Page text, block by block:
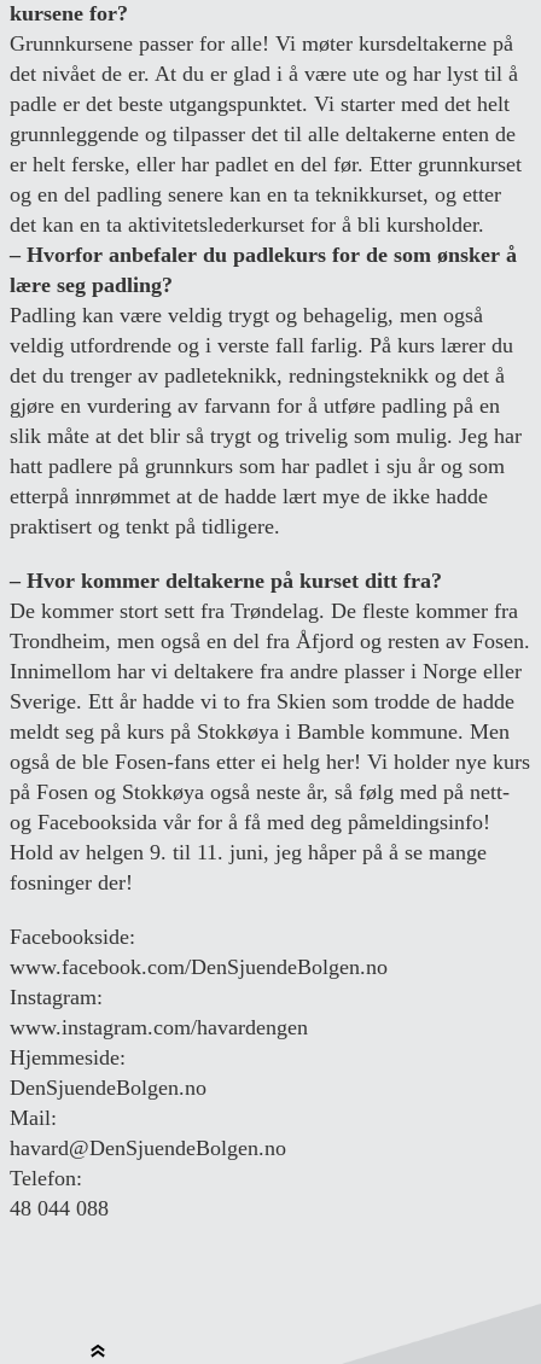
kursene for?
Grunnkursene passer for alle! Vi møter kursdeltakerne på
det nivået de er. At du er glad i å være ute og har lyst til å
padle er det beste utgangspunktet. Vi starter med det helt
grunnleggende og tilpasser det til alle deltakerne enten de
er helt ferske, eller har padlet en del før. Etter grunnkurset
og en del padling senere kan en ta teknikkurset, og etter
det kan en ta aktivitetslederkurset for å bli kursholder.
– Hvorfor anbefaler du padlekurs for de som ønsker å
lære seg padling?
Padling kan være veldig trygt og behagelig, men også
veldig utfordrende og i verste fall farlig. På kurs lærer du
det du trenger av padleteknikk, redningsteknikk og det å
gjøre en vurdering av farvann for å utføre padling på en
slik måte at det blir så trygt og trivelig som mulig. Jeg har
hatt padlere på grunnkurs som har padlet i sju år og som
etterpå innrømmet at de hadde lært mye de ikke hadde
praktisert og tenkt på tidligere.
– Hvor kommer deltakerne på kurset ditt fra?
De kommer stort sett fra Trøndelag. De fleste kommer fra
Trondheim, men også en del fra Åfjord og resten av Fosen.
Innimellom har vi deltakere fra andre plasser i Norge eller
Sverige. Ett år hadde vi to fra Skien som trodde de hadde
meldt seg på kurs på Stokkøya i Bamble kommune. Men
også de ble Fosen-fans etter ei helg her! Vi holder nye kurs
på Fosen og Stokkøya også neste år, så følg med på nett-
og Facebooksida vår for å få med deg påmeldingsinfo!
Hold av helgen 9. til 11. juni, jeg håper på å se mange
fosninger der!
Facebookside:
www.facebook.com/DenSjuendeBolgen.no
Instagram:
www.instagram.com/havardengen
Hjemmeside:
DenSjuendeBolgen.no
Mail:
havard@DenSjuendeBolgen.no
Telefon:
48 044 088